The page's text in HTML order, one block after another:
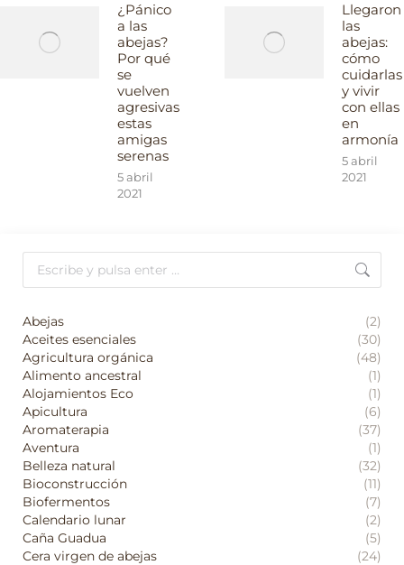
¿Pánico
a las
abejas?
Por qué
se
vuelven
agresivas
estas
amigas
serenas
5 abril
2021
Llegaron
las
abejas:
cómo
cuidarlas
y vivir
con ellas
en
armonía
5 abril
2021
Buscar:
Abejas
(2)
Aceites esenciales
(30)
Agricultura orgánica
(48)
Alimento ancestral
(1)
Alojamientos Eco
(1)
Apicultura
(6)
Aromaterapia
(37)
Aventura
(1)
Belleza natural
(32)
Bioconstrucción
(11)
Biofermentos
(7)
Calendario lunar
(2)
Caña Guadua
(5)
Cera virgen de abejas
(24)